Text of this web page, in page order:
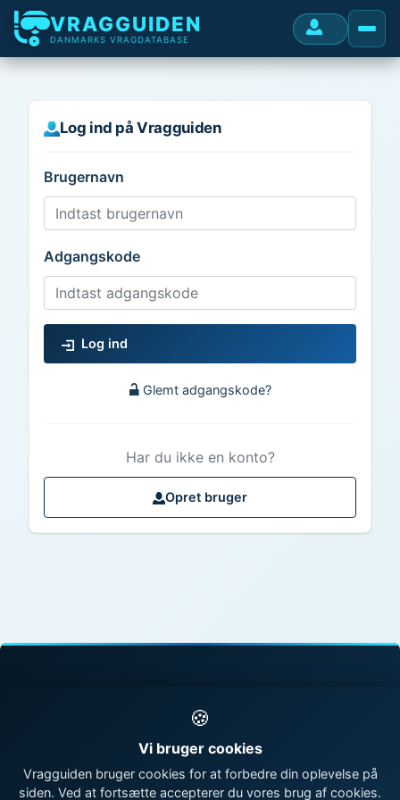
VRAGGUIDEN
DANMARKS VRAGDATABASE
Log ind på Vragguiden
Brugernavn
Adgangskode
Log ind
Glemt adgangskode?
Har du ikke en konto?
Opret bruger
vragdatabase
| Om Vragguiden
🍪
Vi bruger cookies
Vragguiden bruger cookies for at forbedre din oplevelse på
siden. Ved at fortsætte accepterer du vores brug af cookies.